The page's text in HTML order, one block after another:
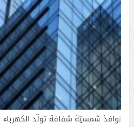
نوافذ شمسيّة شفافة تولّد الكهرباء